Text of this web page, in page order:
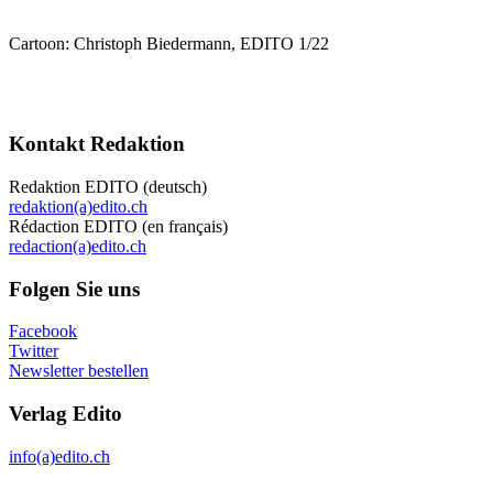
Cartoon: Christoph Biedermann, EDITO 1/22
Kontakt Redaktion
Redaktion EDITO (deutsch)
redaktion(a)edito.ch
Rédaction EDITO (en français)
redaction(a)edito.ch
Folgen Sie uns
Facebook
Twitter
Newsletter bestellen
Verlag Edito
info(a)edito.ch